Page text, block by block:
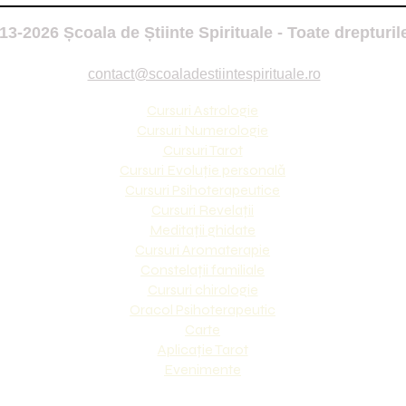
2026 Școala de Știinte Spirituale - Toate
contact@scoaladestiintespirituale.ro
Cursuri Astrologie
Cursuri Numerologie
Cursuri Tarot
Cursuri Evoluție personală
Cursuri Psihoterapeutice
Cursuri Revelații
Meditații ghidate
Cursuri Aromaterapie
Constelații familiale
Cursuri chirologie
Oracol Psihoterapeutic
Carte
Aplicație Tarot
Evenimente